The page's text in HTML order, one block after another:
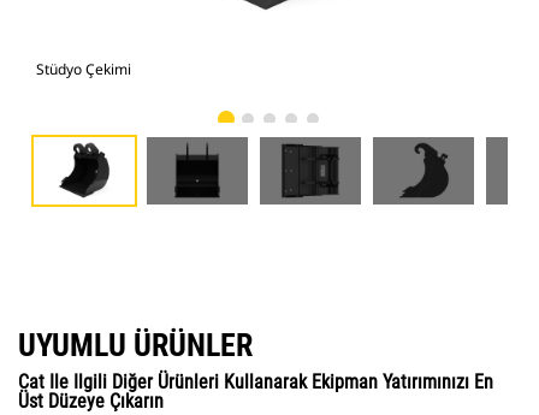
Stüdyo Çekimi
UYUMLU ÜRÜNLER
Cat Ile Ilgili Diğer Ürünleri Kullanarak Ekipman Yatırımınızı En
Üst Düzeye Çıkarın